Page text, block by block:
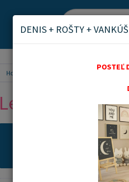
Home
Lehátka a
Akčný tovar
DENIS + ROŠTY +
POSTEĽ